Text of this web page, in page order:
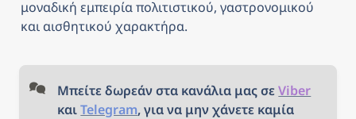
μοναδική εμπειρία πολιτιστικού, γαστρονομικού
και αισθητικού χαρακτήρα.
Μπείτε δωρεάν στα κανάλια μας σε Viber
και Telegram, για να μην χάνετε καμία